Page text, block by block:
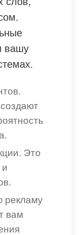
вашу
Это
и
рекламу
вам